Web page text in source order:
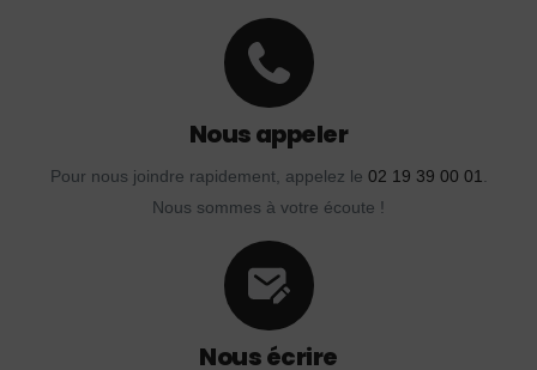
Nous appeler
Pour nous joindre rapidement, appelez le 02 19 39 00 01.
Nous sommes à votre écoute !
Nous écrire